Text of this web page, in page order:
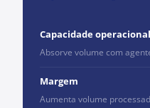
Capacidade operacional
Absorve volume com
Margem
Aumenta volume